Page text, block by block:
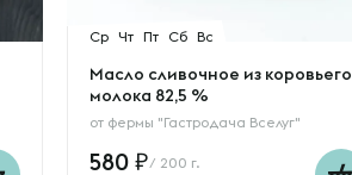
Ср Чт Пт Сб Вс
Масло сливочное из коровьего
молока 82,5 %
от фермы "Гастродача Вселуг"
580 / 200 г.